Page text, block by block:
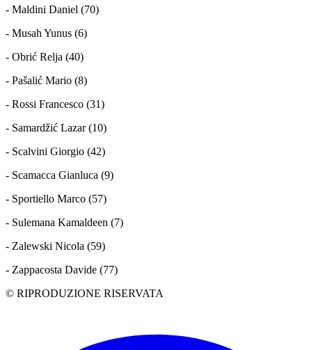
- Maldini Daniel (70)
- Musah Yunus (6)
- Obrić Relja (40)
- Pašalić Mario (8)
- Rossi Francesco (31)
- Samardžić Lazar (10)
- Scalvini Giorgio (42)
- Scamacca Gianluca (9)
- Sportiello Marco (57)
- Sulemana Kamaldeen (7)
- Zalewski Nicola (59)
- Zappacosta Davide (77)
© RIPRODUZIONE RISERVATA